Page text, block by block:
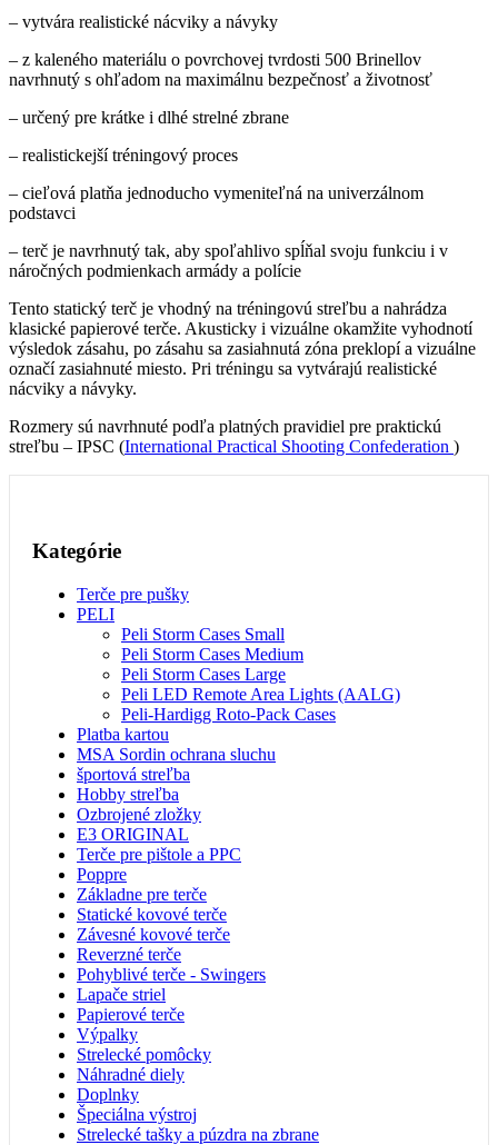
– vytvára realistické nácviky a návyky
– z kaleného materiálu o povrchovej tvrdosti 500 Brinellov
navrhnutý s ohľadom na maximálnu bezpečnosť a životnosť
– určený pre krátke i dlhé strelné zbrane
– realistickejší tréningový proces
– cieľová platňa jednoducho vymeniteľná na univerzálnom
podstavci
– terč je navrhnutý tak, aby spoľahlivo spĺňal svoju funkciu i v
náročných podmienkach armády a polície
Tento statický terč je vhodný na tréningovú streľbu a nahrádza
klasické papierové terče. Akusticky i vizuálne okamžite vyhodnotí
výsledok zásahu, po zásahu sa zasiahnutá zóna preklopí a vizuálne
označí zasiahnuté miesto. Pri tréningu sa vytvárajú realistické
nácviky a návyky.
Rozmery sú navrhnuté podľa platných pravidiel pre praktickú
streľbu – IPSC (International Practical Shooting Confederation )
Kategórie
Terče pre pušky
PELI
Peli Storm Cases Small
Peli Storm Cases Medium
Peli Storm Cases Large
Peli LED Remote Area Lights (AALG)
Peli-Hardigg Roto-Pack Cases
Platba kartou
MSA Sordin ochrana sluchu
športová streľba
Hobby streľba
Ozbrojené zložky
E3 ORIGINAL
Terče pre pištole a PPC
Poppre
Základne pre terče
Statické kovové terče
Závesné kovové terče
Reverzné terče
Pohyblivé terče - Swingers
Lapače striel
Papierové terče
Výpalky
Strelecké pomôcky
Náhradné diely
Doplnky
Špeciálna výstroj
Strelecké tašky a púzdra na zbrane